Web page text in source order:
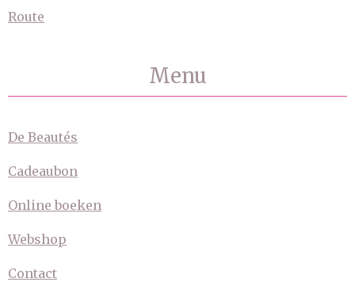
Route
Menu
De Beautés
Cadeaubon
Online boeken
Webshop
Contact